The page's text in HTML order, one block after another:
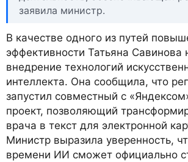
заявила министр.
В качестве одного из путей
эффективности Татьяна Савинова
внедрение технологий
интеллекта. Она сообщила, что
запустил совместный с
проект, позволяющий
врача в текст для электронной
Министр выразила уверенность,
времени ИИ сможет официально